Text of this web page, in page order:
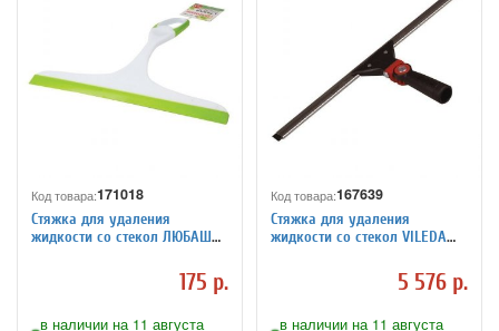
Код товара:171018
Стяжка для удаления
жидкости со стекол ЛЮБАША,
175 р.
в наличии на 11 августа
Код товара:167639
Стяжка для удаления
жидкости со стекол VILEDA
35 см (черенок-ручка 602105),
5 576 р.
в наличии на 11 августа